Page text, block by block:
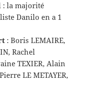
: la majorité
Danilo en a 1
: Boris LEMAIRE,
Rachel
TEXIER, Alain
LE METAYER,